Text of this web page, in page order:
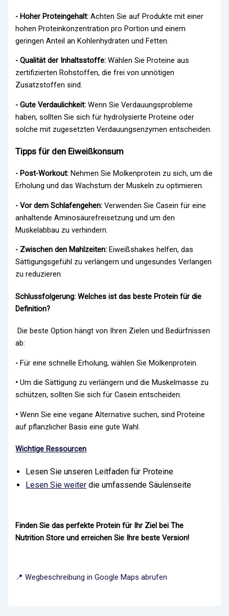
- Hoher Proteingehalt:Achten Sie auf Produkte mit einer
hohen Proteinkonzentration pro Portion und einem
geringen Anteil an Kohlenhydraten und Fetten.
- Qualität der Inhaltsstoffe:Wählen Sie Proteine aus
zertifizierten Rohstoffen, die frei von unnötigen
Zusatzstoffen sind.
- Gute Verdaulichkeit:Wenn Sie Verdauungsprobleme
haben, sollten Sie sich für hydrolysierte Proteine oder
solche mit zugesetzten Verdauungsenzymen entscheiden.
Tipps für den Eiweißkonsum
- Post-Workout:Nehmen Sie Molkenprotein zu sich, um die
Erholung und das Wachstum der Muskeln zu optimieren.
- Vor dem Schlafengehen:Verwenden Sie Casein für eine
anhaltende Aminosäurefreisetzung und um den
Muskelabbau zu verhindern.
- Zwischen den Mahlzeiten:Eiweißshakes helfen, das
Sättigungsgefühl zu verlängern und ungesundes Verlangen
zu reduzieren.
Schlussfolgerung: Welches ist das beste Protein für die
Definition?
Die beste Option hängt von Ihren Zielen und Bedürfnissen
ab:
-Für eine schnelle Erholung, wählen Sie Molkenprotein.
•Um die Sättigung zu verlängern und die Muskelmasse zu
schützen, sollten Sie sich für Casein entscheiden.
•Wenn Sie eine vegane Alternative suchen, sind Proteine
auf pflanzlicher Basis eine gute Wahl.
Wichtige Ressourcen
Lesen Sie unseren Leitfaden für Proteine
Lesen Sie weiter die umfassende Säulenseite
Finden Sie das perfekte Protein für Ihr Ziel bei The
Nutrition Store und erreichen Sie Ihre beste Version!
📍 Wegbeschreibung in Google Maps abrufen